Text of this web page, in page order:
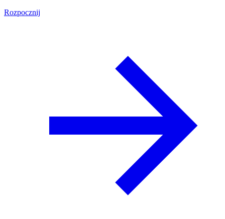
Rozpocznij